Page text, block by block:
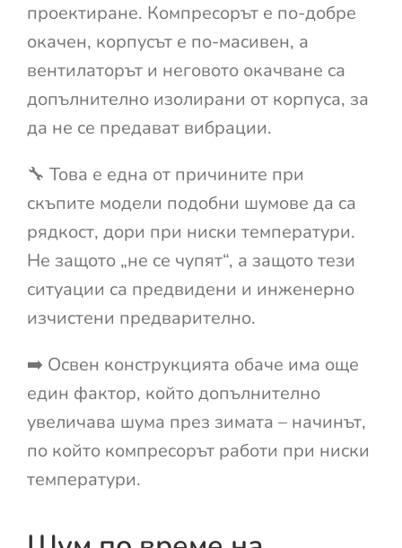
проектиране. Компресорът е по-добре
окачен, корпусът е по-масивен, а
вентилаторът и неговото окачване са
допълнително изолирани от корпуса, за
да не се предават вибрации.
🔧 Това е една от причините при
скъпите модели подобни шумове да са
рядкост, дори при ниски температури.
Не защото „не се чупят“, а защото тези
ситуации са предвидени и инженерно
изчистени предварително.
➡️ Освен конструкцията обаче има още
един фактор, който допълнително
увеличава шума през зимата – начинът,
по който компресорът работи при ниски
температури.